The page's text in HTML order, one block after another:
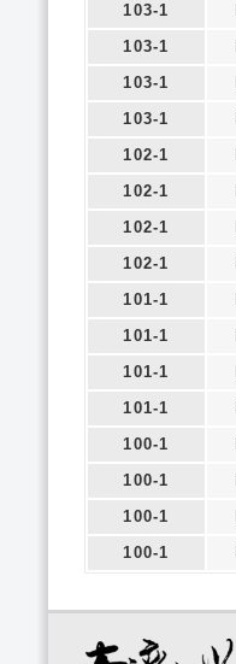
103-1
103-1
103-1
103-1
102-1
102-1
102-1
102-1
101-1
101-1
101-1
101-1
100-1
100-1
100-1
100-1